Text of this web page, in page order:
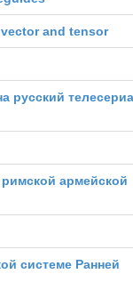
and tensor
русский
армейской
системе Ранней